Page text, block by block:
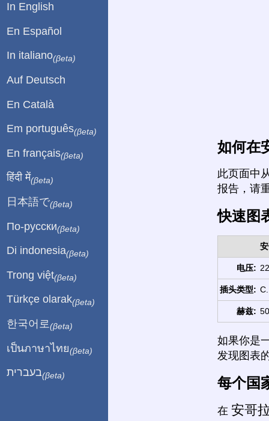
如何在
此页面中
报告，请
快速图
电压:
插头类型: C.
赫兹:
如果你是
发现图表
每个国
在 安哥
In English
En Español
In italiano(βeta)
Auf Deutsch
En Català
Em português(βeta)
En français(βeta)
हिंदी में(βeta)
日本語で(βeta)
По-русски(βeta)
Di indonesia(βeta)
Trong việt(βeta)
Türkçe olarak(βeta)
한국어로 (βeta)
เป็นภาษาไทย(βeta)
בעברית(βeta)